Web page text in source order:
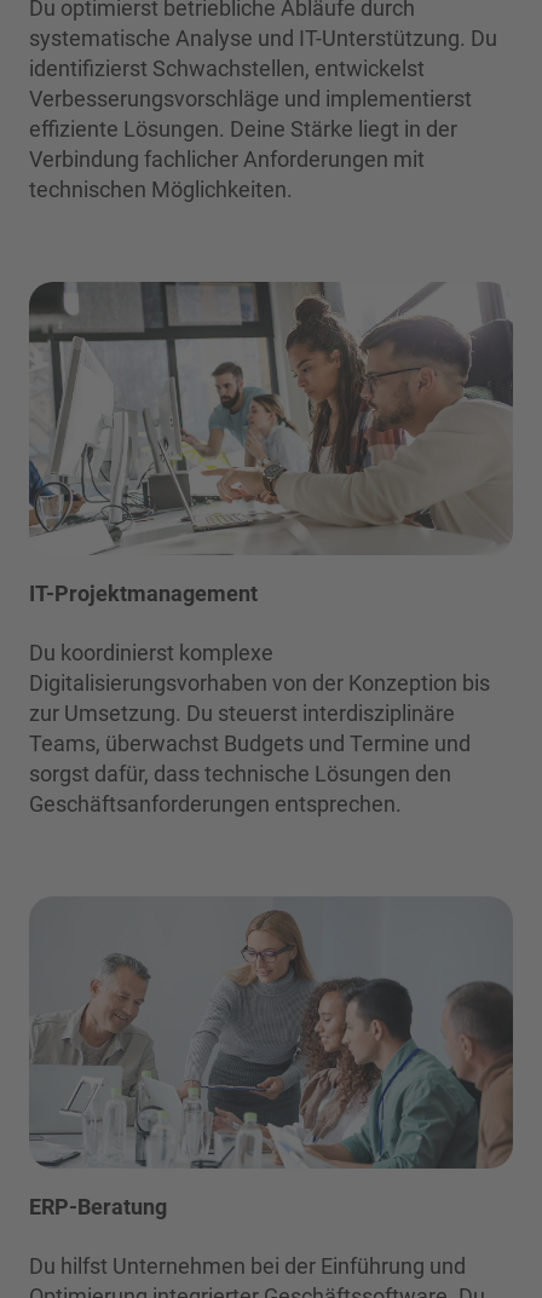
Du optimierst betriebliche Abläufe durch
systematische Analyse und IT-Unterstützung. Du
identifizierst Schwachstellen, entwickelst
Verbesserungsvorschläge und implementierst
effiziente Lösungen. Deine Stärke liegt in der
Verbindung fachlicher Anforderungen mit
technischen Möglichkeiten.
IT-Projektmanagement
Du koordinierst komplexe
Digitalisierungsvorhaben von der Konzeption bis
zur Umsetzung. Du steuerst interdisziplinäre
Teams, überwachst Budgets und Termine und
sorgst dafür, dass technische Lösungen den
Geschäftsanforderungen entsprechen.
ERP-Beratung
Du hilfst Unternehmen bei der Einführung und